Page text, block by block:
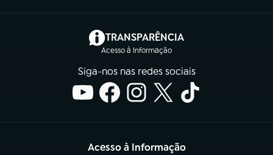
TRANSPARÊNCIA
Acesso à Informação
(abre em nova aba)
Siga-nos nas redes sociais
Acesso à Informação